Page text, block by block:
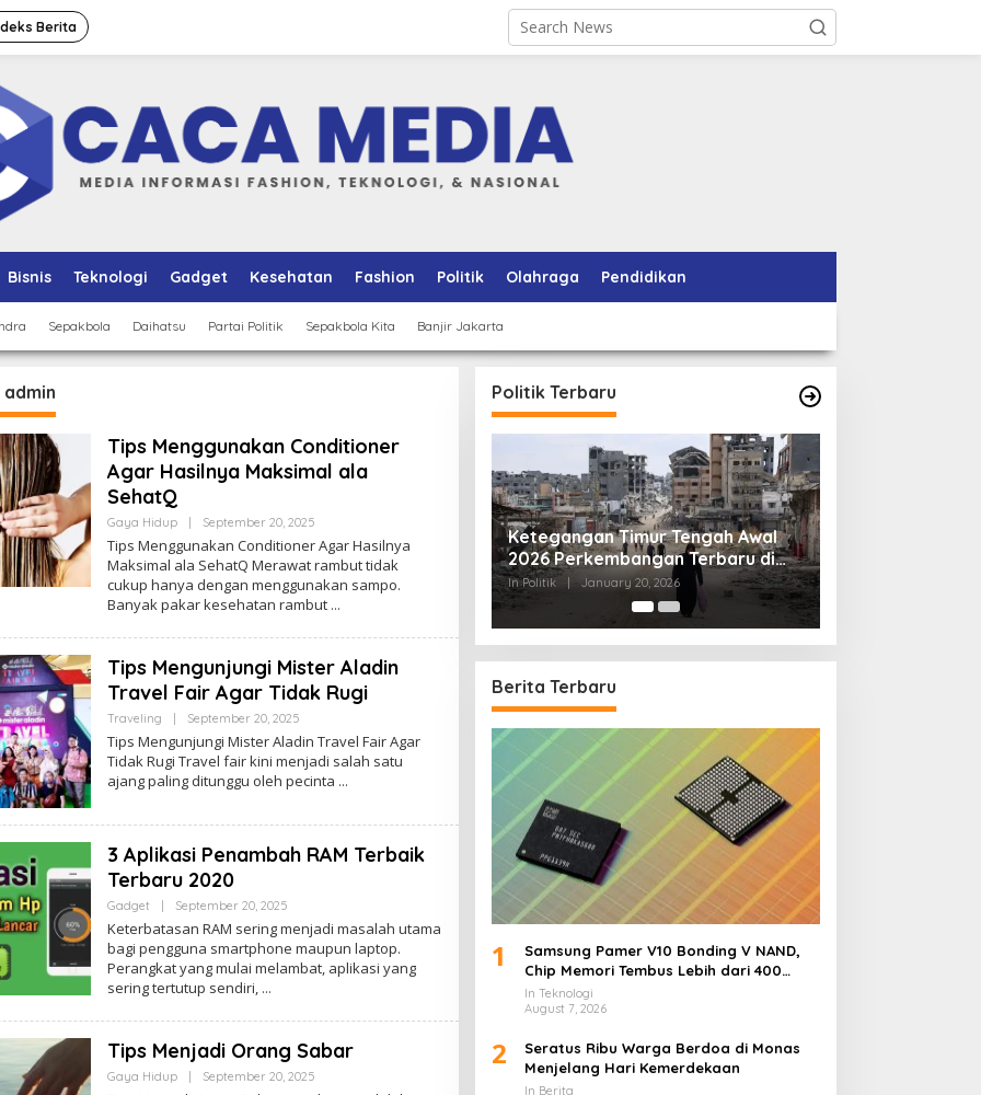
Berita
Bisnis Teknologi Gadget Kesehatan Fashion Politik Olahraga Pendidikan
Sepakbola Daihatsu Partai Politik Sepakbola Kita Banjir Jakarta
admin
Tips Menggunakan Conditioner
Agar Hasilnya Maksimal ala
SehatQ
Gaya Hidup September 20, 2025By
Tips Menggunakan Conditioner Agar Hasilnya
Maksimal ala SehatQ Merawat rambut tidak
cukup hanya dengan menggunakan sampo.
Banyak pakar kesehatan rambut
Tips Mengunjungi Mister Aladin
Travel Fair Agar Tidak Rugi
Traveling September 20, 2025By
Tips Mengunjungi Mister Aladin Travel Fair Agar
Tidak Rugi Travel fair kini menjadi salah satu
ajang paling ditunggu oleh pecinta
3 Aplikasi Penambah RAM Terbaik
Terbaru 2020
Gadget September 20, 2025By
Keterbatasan RAM sering menjadi masalah utama
bagi pengguna smartphone maupun laptop.
Perangkat yang mulai melambat, aplikasi yang
sering tertutup sendiri,
Tips Menjadi Orang Sabar
Gaya Hidup September 20, 2025By
Politik Terbaru
Ketegangan Timur Tengah Awal
2026 Perkembangan Terbaru di
Gaza
In Politik | January 20, 2026
Tips Memilih Advokat yang Tepat
In Politik September 20, 2025
Berita Terbaru
1
Samsung Pamer V10 Bonding V NAND,
Chip Memori Tembus Lebih dari 400
Lapis
In Teknologi
August 7, 2026
2
Seratus Ribu Warga Berdoa di Monas
Menjelang Hari Kemerdekaan
In Berita